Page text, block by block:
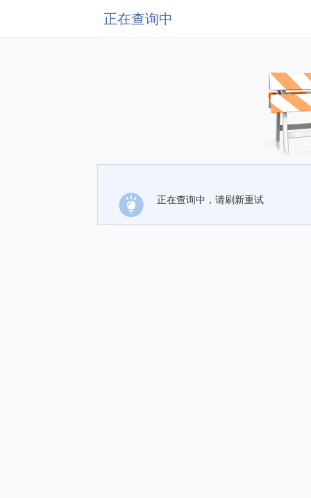
正在查询中
正在查询中，请刷新重试